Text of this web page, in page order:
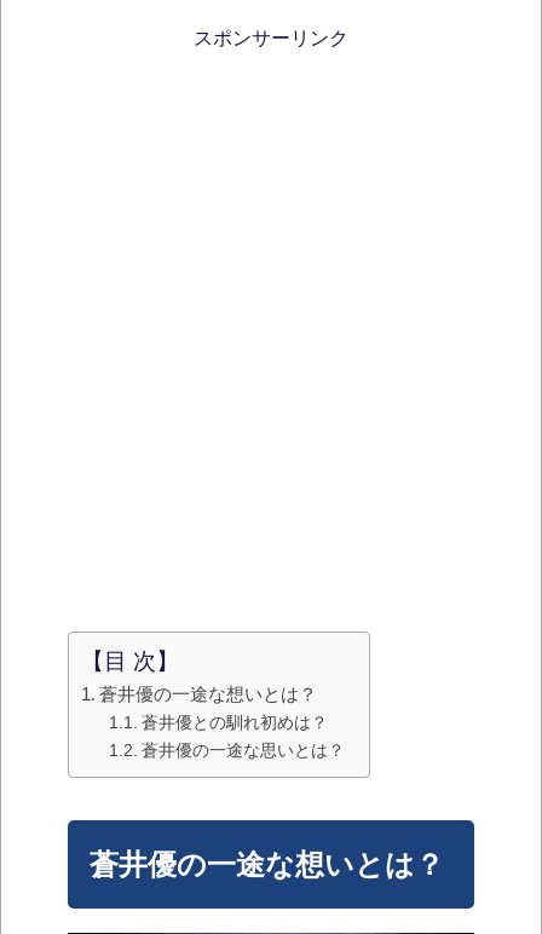
スポンサーリンク
【目 次】
蒼井優の一途な想いとは？
蒼井優との馴れ初めは？
蒼井優の一途な思いとは？
蒼井優の一途な想いとは？